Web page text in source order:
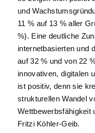
und
11 % auf 13 % aller
%). Eine deutliche
internetbasierten und
auf 32 % und von 22
innovativen, digitalen
ist positiv, denn sie
strukturellen Wandel
Wettbewerbsfähigkeit
Fritzi Köhler-Geib.